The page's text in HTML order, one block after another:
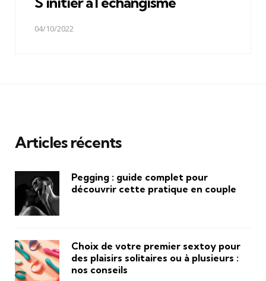
04/10/2022
Articles récents
Pegging : guide complet pour
découvrir cette pratique en couple
Choix de votre premier sextoy pour
des plaisirs solitaires ou à plusieurs :
nos conseils